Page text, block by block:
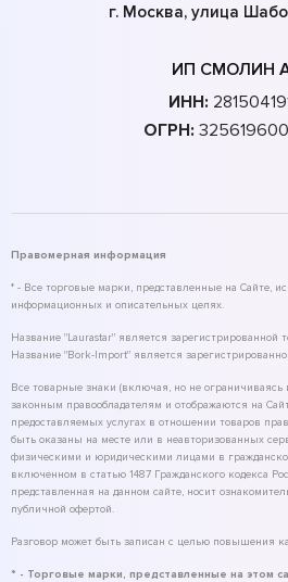
г. Москва, улица
ИП СМОЛИН
ИНН:
ОГРН:
Правомерная информация
* - Все торговые марки, представленные на Сайте,
информационных и описательных целях.
Название "Laurastar" является зарегистрированной
Название "Bork-Import" является
Все товарные знаки (включая, но не
законным правообладателям и отображаются на
предоставляемых услугах в отношении товаров
быть оказаны на месте или в неавторизованных
физическими и юридическими лицами в
включенном в статью 1487 Гражданского кодекса
представленная на данном сайте, носит
публичной офертой.
Разговор может быть записан с целью повышения
* - Торговые марки, представленные на этом